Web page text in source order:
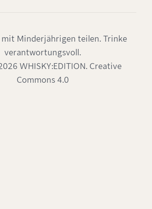
Minderjährigen teilen. Trinke
verantwortungsvoll.
WHISKY:EDITION. Creative
Commons 4.0